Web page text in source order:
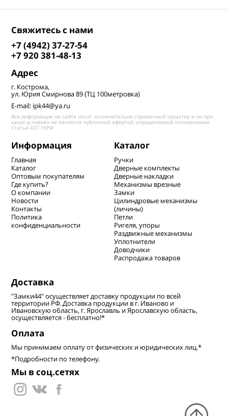
Свяжитесь с нами
+7 (4942) 37-27-54
+7 920 381-48-13
Адрес
г. Кострома,
ул. Юрия Смирнова 89 (ТЦ 100метровка)
E-mail: ipk44@ya.ru
Вся информация на сайте носит исключительно справочный характер и ни при
каких условиях не является публичной офертой, определяемой положениями
Статьи 437 ГКРФ
Информация
Главная
Каталог
Оптовым покупателям
Где купить?
О компании
Новости
Контакты
Политика
конфиденциальности
Каталог
Ручки
Дверные комплекты
Дверные накладки
Механизмы врезные
Замки
Цилиндровые механизмы
(личины)
Петли
Ригеля, упоры
Раздвижные механизмы
Уплотнители
Доводчики
Распродажа товаров
Доставка
"Замки44" осуществляет доставку продукции по всей
территории РФ. Доставка продукции в г. Иваново и
Ивановскую область, г. Ярославль и Ярославскую область,
осуществляется - бесплатно!*
Оплата
Мы принимаем оплату от физических и юридических лиц.*
*Подробности по телефону.
Мы в соц.сетях